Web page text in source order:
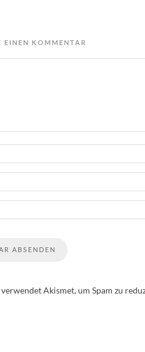
EINEN KOMMENTAR
Akismet, um Spam zu